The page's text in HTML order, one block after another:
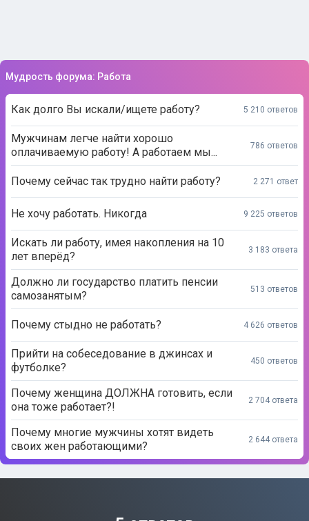
Мудрость форума: Работа
Как долго Вы искали/ищете работу? 5 210 ответов
Мужчинам легче найти хорошо
оплачиваемую работу! А работаем мы...
786 ответов
Почему сейчас так трудно найти работу? 2 271 ответ
Не хочу работать. Никогда 9 225 ответов
Искать ли работу, имея накопления на 10
лет вперёд?
3 183 ответа
Должно ли государство платить пенсии
самозанятым?
513 ответов
Почему стыдно не работать? 4 626 ответов
Прийти на собеседование в джинсах и
футболке?
450 ответов
Почему женщина ДОЛЖНА готовить, если
она тоже работает?!
2 704 ответа
Почему многие мужчины хотят видеть
своих жен работающими?
2 644 ответа